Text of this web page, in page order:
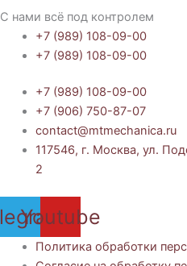
С нами всё под контролем
+7 (989) 108-09-00
+7 (989) 108-09-00
+7 (989) 108-09-00
+7 (906) 750-87-07
contact@mtmechanica.ru
117546, г. Москва, ул.
2
Youtube
Политика обработки